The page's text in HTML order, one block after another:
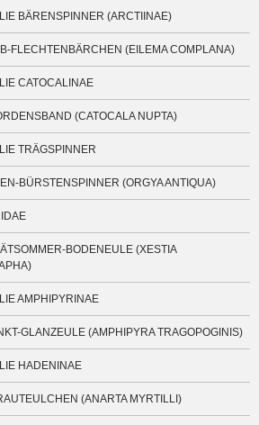
BÄRENSPINNER (ARCTIINAE)
FLECHTENBÄRCHEN (EILEMA COMPLANA)
CATOCALINAE
(CATOCALA NUPTA)
TRÄGSPINNER
BÜRSTENSPINNER (ORGYA ANTIQUA)
BODENEULE (XESTIA
AMPHIPYRINAE
GLANZEULE (AMPHIPYRA TRAGOPOGINIS)
HADENINAE
(ANARTA MYRTILLI)